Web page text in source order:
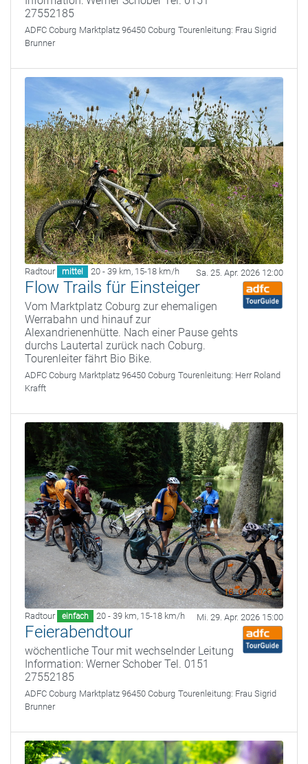
27552185
ADFC Coburg Marktplatz 96450 Coburg Tourenleitung: Frau Sigrid
Brunner
Radtour mittel 20 - 39 km, 15-18 km/h Sa. 25. Apr. 2026 12:00
Flow Trails für Einsteiger
Vom Marktplatz Coburg zur ehemaligen
Werrabahn und hinauf zur
Alexandrienenhütte. Nach einer Pause gehts
durchs Lautertal zurück nach Coburg.
Tourenleiter fährt Bio Bike.
ADFC Coburg Marktplatz 96450 Coburg Tourenleitung: Herr Roland
Krafft
Radtour einfach 20 - 39 km, 15-18 km/h Mi. 29. Apr. 2026 15:00
Feierabendtour
wöchentliche Tour mit wechselnder Leitung
Information: Werner Schober Tel. 0151
27552185
ADFC Coburg Marktplatz 96450 Coburg Tourenleitung: Frau Sigrid
Brunner